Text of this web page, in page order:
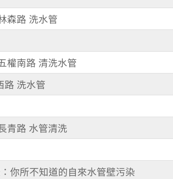
森路 洗水管
權南路 清洗水管
路 洗水管
青路 水管清洗
你所不知道的自來水管壁污染